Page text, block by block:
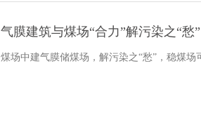
气膜建筑与煤场“合力”解污染之“愁
煤场中建气膜储煤场，解污染之“愁”，稳煤场